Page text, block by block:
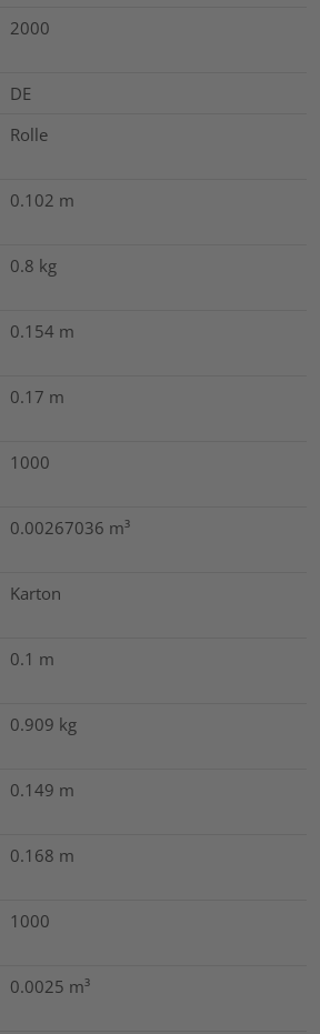
2000
DE
Rolle
0.102 m
0.8 kg
0.154 m
0.17 m
1000
0.00267036 m³
Karton
0.1 m
0.909 kg
0.149 m
0.168 m
1000
0.0025 m³